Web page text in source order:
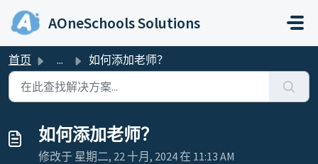
跳过至主要内容
AOneSchools Solutions
首页 ... 如何添加老师？
如何添加老师？
修改于 星期二, 22 十月, 2024 在 11:13 AM